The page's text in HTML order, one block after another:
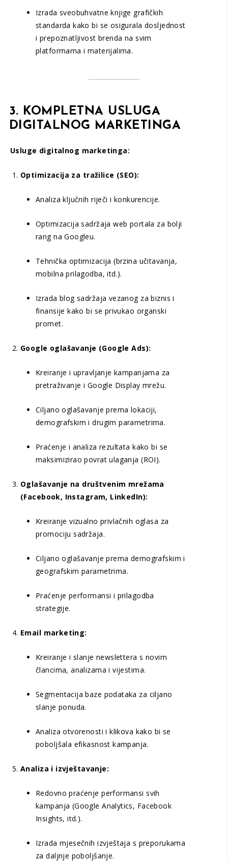
Izrada sveobuhvatne knjige grafičkih
standarda kako bi se osigurala dosljednost
i prepoznatljivost brenda na svim
platformama i materijalima.
3. KOMPLETNA USLUGA
DIGITALNOG MARKETINGA
Usluge digitalnog marketinga:
Optimizacija za tražilice (SEO):
Analiza ključnih riječi i konkurencije.
Optimizacija sadržaja web portala za bolji
rang na Googleu.
Tehnička optimizacija (brzina učitavanja,
mobilna prilagodba, itd.).
Izrada blog sadržaja vezanog za biznis i
finansije kako bi se privukao organski
promet.
Google oglašavanje (Google Ads):
Kreiranje i upravljanje kampanjama za
pretraživanje i Google Display mrežu.
Ciljano oglašavanje prema lokaciji,
demografskim i drugim parametrima.
Praćenje i analiza rezultata kako bi se
maksimizirao povrat ulaganja (ROI).
Oglašavanje na društvenim mrežama
(Facebook, Instagram, LinkedIn):
Kreiranje vizualno privlačnih oglasa za
promociju sadržaja.
Ciljano oglašavanje prema demografskim i
geografskim parametrima.
Praćenje performansi i prilagodba
strategije.
Email marketing:
Kreiranje i slanje newslettera s novim
člancima, analizama i vijestima.
Segmentacija baze podataka za ciljano
slanje ponuda.
Analiza otvorenosti i klikova kako bi se
poboljšala efikasnost kampanja.
Analiza i izvještavanje:
Redovno praćenje performansi svih
kampanja (Google Analytics, Facebook
Insights, itd.).
Izrada mjesečnih izvještaja s preporukama
za daljnje poboljšanje.